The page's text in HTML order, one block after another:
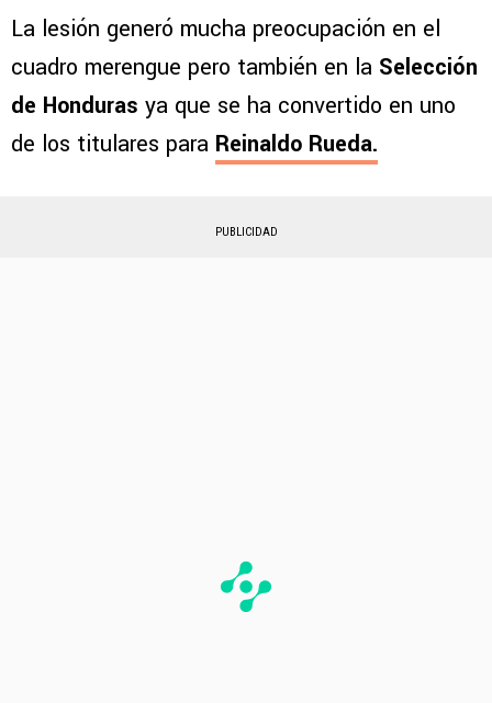
La lesión generó mucha preocupación en el
cuadro merengue pero también en la Selección
de Honduras ya que se ha convertido en uno
de los titulares para Reinaldo Rueda.
PUBLICIDAD